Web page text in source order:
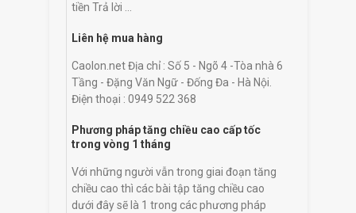
tiền Trả lời ...
Liên hệ mua hàng
Caolon.net Địa chỉ : Số 5 - Ngõ 4 -Tòa nhà 6
Tầng - Đặng Văn Ngữ - Đống Đa - Hà Nội.
Điện thoại : 0949 522 368
Phương pháp tăng chiều cao cấp tốc
trong vòng 1 tháng
Với những người vẫn trong giai đoạn tăng
chiều cao thì các bài tập tăng chiều cao
dưới đây sẽ là 1 trong các phương pháp